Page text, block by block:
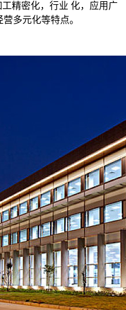
精密化，行业 化，应用广
多元化等特点。